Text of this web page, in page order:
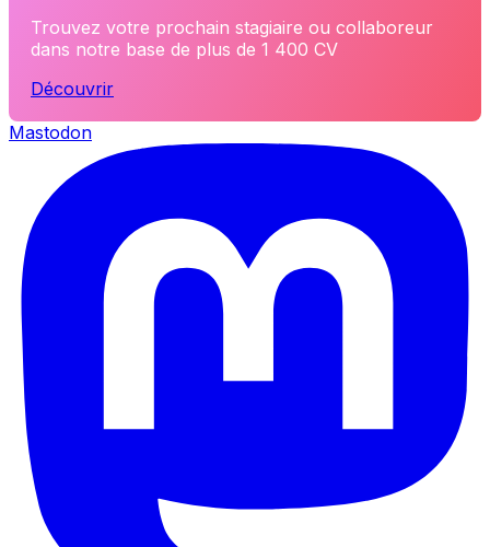
Trouvez votre prochain stagiaire ou collaboreur
dans notre base de plus de 1 400 CV
Découvrir
Mastodon